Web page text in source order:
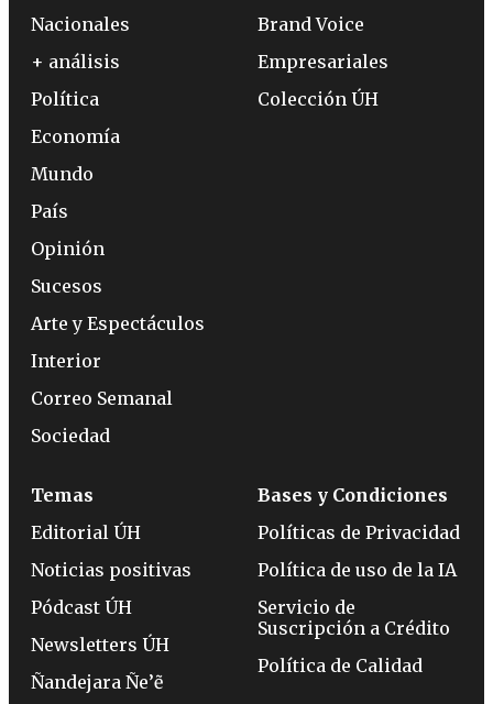
Nacionales
+ análisis
Política
Economía
Mundo
País
Opinión
Sucesos
Arte y Espectáculos
Interior
Correo Semanal
Sociedad
Brand Voice
Empresariales
Colección ÚH
Temas
Editorial ÚH
Noticias positivas
Pódcast ÚH
Newsletters ÚH
Ñandejara Ñe’ẽ
Bases y Condiciones
Políticas de Privacidad
Política de uso de la IA
Servicio de
Suscripción a Crédito
Política de Calidad